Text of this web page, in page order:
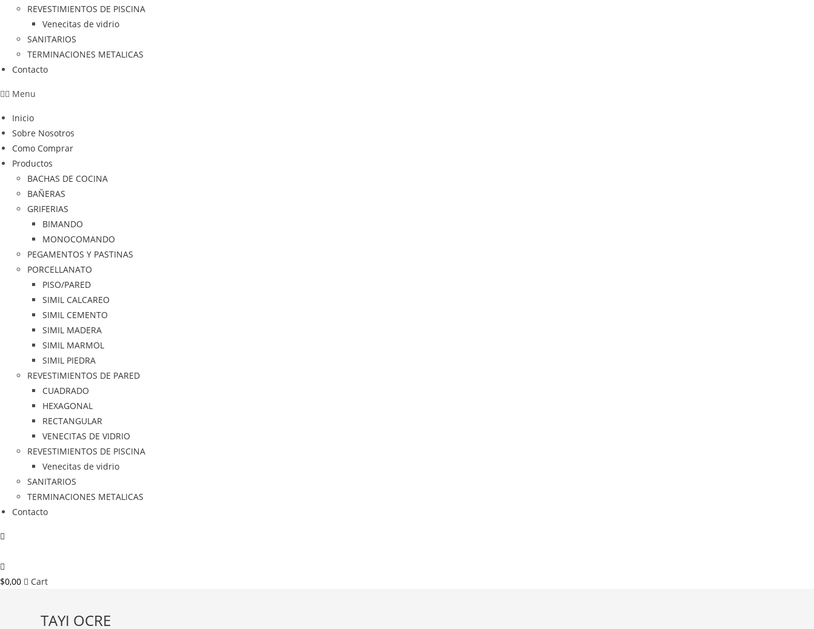
REVESTIMIENTOS DE PISCINA
Venecitas de vidrio
SANITARIOS
TERMINACIONES METALICAS
Contacto
Menu
Inicio
Sobre Nosotros
Como Comprar
Productos
BACHAS DE COCINA
BAÑERAS
GRIFERIAS
BIMANDO
MONOCOMANDO
PEGAMENTOS Y PASTINAS
PORCELLANATO
PISO/PARED
SIMIL CALCAREO
SIMIL CEMENTO
SIMIL MADERA
SIMIL MARMOL
SIMIL PIEDRA
REVESTIMIENTOS DE PARED
CUADRADO
HEXAGONAL
RECTANGULAR
VENECITAS DE VIDRIO
REVESTIMIENTOS DE PISCINA
Venecitas de vidrio
SANITARIOS
TERMINACIONES METALICAS
Contacto
$0,00 Cart
TAYI OCRE